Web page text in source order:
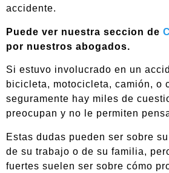
accidente.
Puede ver nuestra seccion de
por nuestros abogados.
Si estuvo involucrado en un
bicicleta, motocicleta, camión, o
seguramente hay miles de
preocupan y no le permiten
Estas dudas pueden ser sobre
de su trabajo o de su familia,
fuertes suelen ser sobre cómo